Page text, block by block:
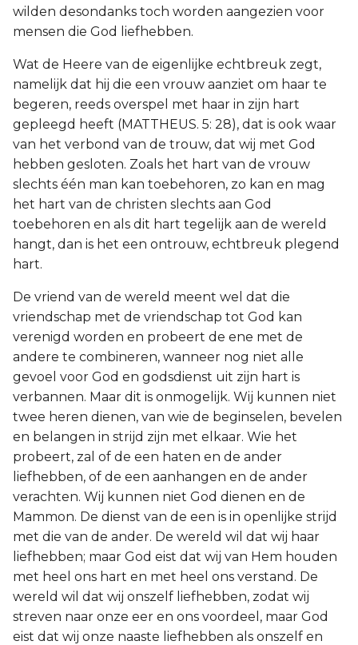
wilden desondanks toch worden aangezien voor
mensen die God liefhebben.
Wat de Heere van de eigenlijke echtbreuk zegt,
namelijk dat hij die een vrouw aanziet om haar te
begeren, reeds overspel met haar in zijn hart
gepleegd heeft (MATTHEUS. 5: 28), dat is ook waar
van het verbond van de trouw, dat wij met God
hebben gesloten. Zoals het hart van de vrouw
slechts één man kan toebehoren, zo kan en mag
het hart van de christen slechts aan God
toebehoren en als dit hart tegelijk aan de wereld
hangt, dan is het een ontrouw, echtbreuk plegend
hart.
De vriend van de wereld meent wel dat die
vriendschap met de vriendschap tot God kan
verenigd worden en probeert de ene met de
andere te combineren, wanneer nog niet alle
gevoel voor God en godsdienst uit zijn hart is
verbannen. Maar dit is onmogelijk. Wij kunnen niet
twee heren dienen, van wie de beginselen, bevelen
en belangen in strijd zijn met elkaar. Wie het
probeert, zal of de een haten en de ander
liefhebben, of de een aanhangen en de ander
verachten. Wij kunnen niet God dienen en de
Mammon. De dienst van de een is in openlijke strijd
met die van de ander. De wereld wil dat wij haar
liefhebben; maar God eist dat wij van Hem houden
met heel ons hart en met heel ons verstand. De
wereld wil dat wij onszelf liefhebben, zodat wij
streven naar onze eer en ons voordeel, maar God
eist dat wij onze naaste liefhebben als onszelf en